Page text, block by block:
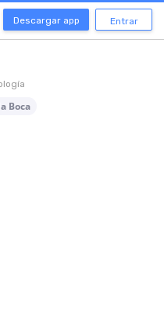
Descargar app Entrar
Boca